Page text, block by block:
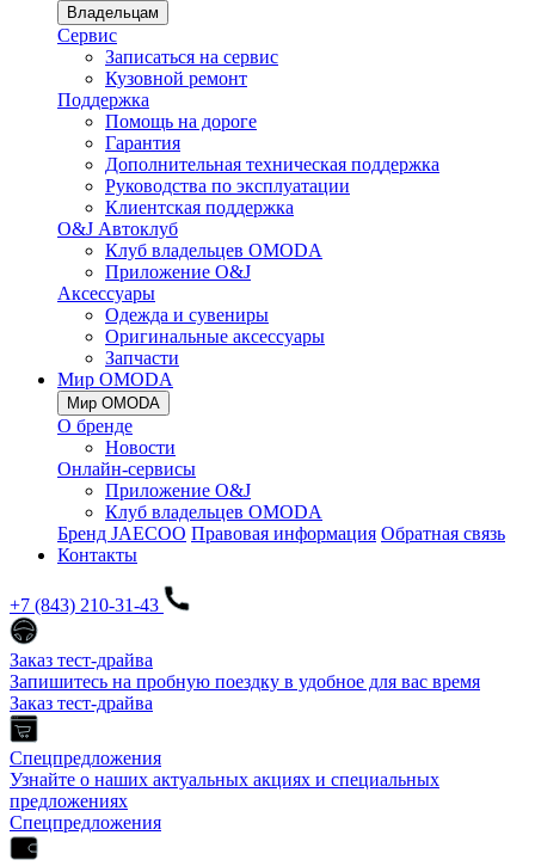
Владельцам
Сервис
Записаться на сервис
Кузовной ремонт
Поддержка
Помощь на дороге
Гарантия
Дополнительная техническая поддержка
Руководства по эксплуатации
Клиентская поддержка
O&J Автоклуб
Клуб владельцев OMODA
Приложение O&J
Аксессуары
Одежда и сувениры
Оригинальные аксессуары
Запчасти
Мир OMODA
Мир OMODA
О бренде
Новости
Онлайн-сервисы
Приложение O&J
Клуб владельцев OMODA
Бренд JAECOO Правовая информация Обратная связь
Контакты
+7 (843) 210-31-43
Заказ тест-драйва
Запишитесь на пробную поездку в удобное для вас время
Заказ тест-драйва
Спецпредложения
Узнайте о наших актуальных акциях и специальных
предложениях
Спецпредложения